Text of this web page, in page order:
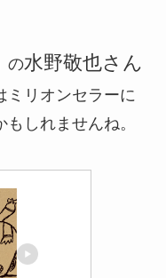
の水野敬也さん
ミリオンセラーに
しれませんね。